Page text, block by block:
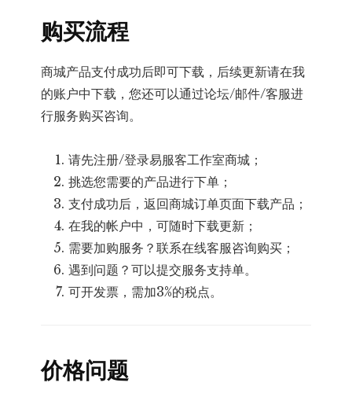
购买流程
商城产品支付成功后即可下载，后续更新请在我
的账户中下载，您还可以通过论坛/邮件/客服进
行服务购买咨询。
请先注册/登录易服客工作室商城；
挑选您需要的产品进行下单；
支付成功后，返回商城订单页面下载产品；
在我的帐户中，可随时下载更新；
需要加购服务？联系在线客服咨询购买；
遇到问题？可以提交服务支持单。
可开发票，需加3%的税点。
价格问题